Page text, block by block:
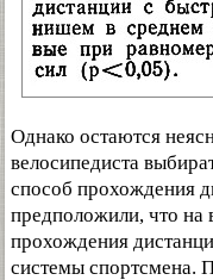
Однако остаются
велосипедиста
способ прохождения
предположили, что на
прохождения
системы спортсмена.